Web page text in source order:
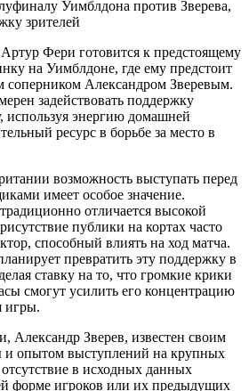
Фери готовится к предстоящему
на Уимблдоне, где ему предстоит
соперником Александром Зверевым.
задействовать поддержку
используя энергию домашней
ресурс в борьбе за место в
возможность выступать перед
имеет особое значение.
отличается высокой
публики на кортах часто
способный влиять на ход матча.
превратить эту поддержку в
ставку на то, что громкие крики
смогут усилить его концентрацию
игры.
Александр Зверев, известен своим
опытом выступлений на крупных
в исходных данных
форме игроков или их предыдущих